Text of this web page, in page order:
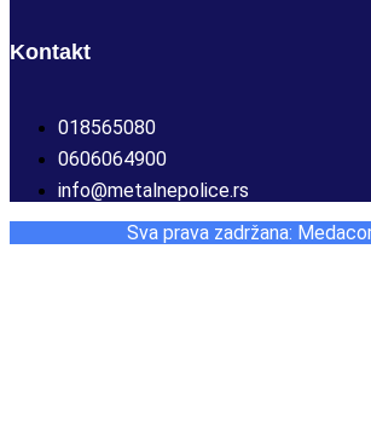
Kontakt
018565080
0606064900
info@metalnepolice.rs
Sva prava zadržana: